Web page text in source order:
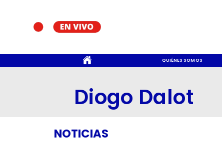
QUIÉNES SOMOS
Diogo Dalot
NOTICIAS